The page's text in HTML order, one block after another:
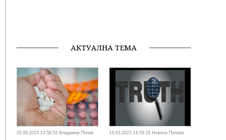
АКТУАЛНА ТЕМА
29.09.2023 13:59:52 Владимир Попов 14.03.2023 14:59:29 Невена Попова